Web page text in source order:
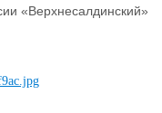
«Верхнесалдинский»